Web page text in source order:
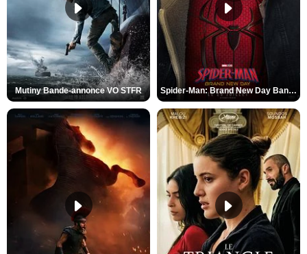
Mutiny Bande-annonce VO STFR Spider-Man: Brand New Day Bande-annonce VO STFR